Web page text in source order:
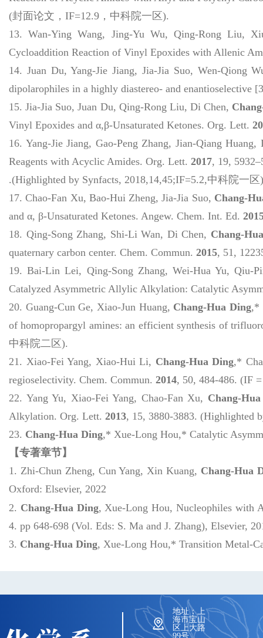
(封面论文，IF=12.9，中科院一区).
13.Wan-Ying Wang, Jing-Yu Wu, Qing-Rong Liu,
Cycloaddition Reaction of Vinyl Epoxides with Allenic
14. Juan Du, Yang-Jie Jiang, Jia-Jia Suo, Wen-Qiong
dipolarophiles in a highly diastereo- and
15.Jia-Jia Suo, Juan Du, Qing-Rong Liu, Di Chen,
Vinyl Epoxides and α,β-Unsaturated Ketones. Org. Lett.
16. Yang-Jie Jiang, Gao-Peng Zhang, Jian-Qiang
Reagents with Acyclic Amides. Org. Lett. 2017, 19,
.(Highlighted by Synfacts, 2018,14,45;IF=5.2,中科院一区
17.Chao-Fan Xu, Bao-Hui Zheng, Jia-Jia Suo, Chang-
and α, β-Unsaturated Ketones. Angew. Chem. Int. Ed.
18. Qing-Song Zhang, Shi-Li Wan, Di Chen, Chang-
quaternary carbon center. Chem. Commun. 2015, 51 ,
19.Bai-Lin Lei, Qing-Song Zhang, Wei-Hua Yu, Qiu-
Catalyzed Asymmetric Allylic Alkylation: Catalytic
20. Guang-Cun Ge, Xiao-Jun Huang, Chang-Hua Ding,*
of homopropargyl amines: an efficient synthesis of
中科院二区).
21. Xiao-Fei Yang, Xiao-Hui Li, Chang-Hua Ding,*
regioselectivity. Chem. Commun. 2014, 50, 484-486. (IF
22. Yang Yu, Xiao-Fei Yang, Chao-Fan Xu, Chang-
Alkylation. Org. Lett. 2013, 15, 3880-3883. (Highlighted
23. Chang-Hua Ding,* Xue-Long Hou,* Catalytic
【专著章节】
1. Zhi-Chun Zheng, Cun Yang, Xin Kuang, Chang-Hua
Oxford: Elsevier, 2022
2. Chang-Hua Ding, Xue-Long Hou, Nucleophiles with
4. pp 648-698 (Vol. Eds: S. Ma and J. Zhang), Elsevier,
3. Chang-Hua Ding, Xue-Long Hou,* Transition Metal-
地址：上
海市宝山
区上大路
99号